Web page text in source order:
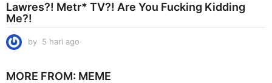
Lawres?! Metr* TV?! Are You Fucking Kidding
Me?!
by 5 hari ago
r
MORE FROM: MEME